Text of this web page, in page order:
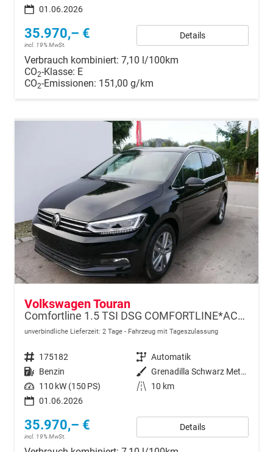
01.06.2026
35.970,– €
incl. 19% MwSt.
Details
Verbrauch kombiniert: 7,10 l/100km
CO2-Klasse: E
CO2-Emissionen: 151,00 g/km
Volkswagen Touran
Comfortline 1.5 TSI DSG COMFORTLINE*ACC*LED*PDC*KAMERA*NAVI*SHZ* 7-SITZER 17-ZOLL
unverbindliche Lieferzeit: 2 Tage Fahrzeug mit Tageszulassung
Fahrzeugnr. 175182 Getriebe Automatik
Kraftstoff Benzin Außenfarbe
Grenadilla Schwarz Metallic
Leistung 110 kW (150 PS) Kilometerstand
10 km
01.06.2026
35.970,– €
incl. 19% MwSt.
Details